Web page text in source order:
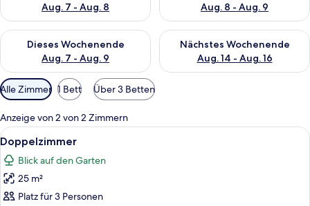
Aug. 7 - Aug. 8
Aug. 8 - Aug. 9
Dieses Wochenende
Aug. 7 - Aug. 9
Überprüfe die Verfügbarkeit für dieses Wochenende, Aug. 7
Nächstes Wochenende
Aug. 14 - Aug. 16
Überprüfe die Verfügbarkeit
Verfügbare
Filter
für
Zimmer
Alle Zimmer 1 Bett Über 3 Betten
Anzeige von 2 von 2 Zimmern
Alle
Fotos
für
Doppelzimmer
anzeigen
13
Doppelzimmer
Blick auf den Garten
25 m²
Platz für 3 Personen